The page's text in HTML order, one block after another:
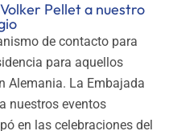
Pellet a nuestro
de contacto para
para aquellos
Alemania. La Embajada
nuestros eventos
en las celebraciones del